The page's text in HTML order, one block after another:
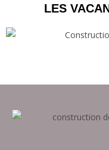
LES